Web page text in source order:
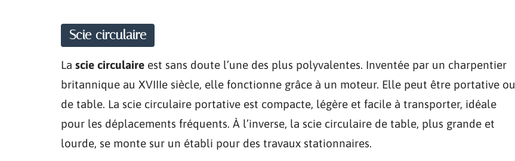
Scie circulaire
La scie circulaire est sans doute l’une des plus polyvalentes. Inventée par un charpentier
britannique au XVIIIe siècle, elle fonctionne grâce à un moteur. Elle peut être portative ou
de table. La scie circulaire portative est compacte, légère et facile à transporter, idéale
pour les déplacements fréquents. À l’inverse, la scie circulaire de table, plus grande et
lourde, se monte sur un établi pour des travaux stationnaires.